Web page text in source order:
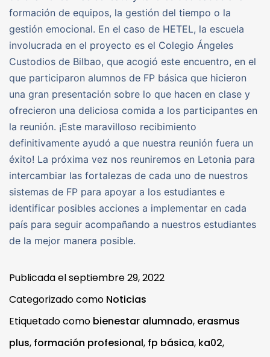
formación de equipos, la gestión del tiempo o la
gestión emocional. En el caso de HETEL, la escuela
involucrada en el proyecto es el Colegio Ángeles
Custodios de Bilbao, que acogió este encuentro, en el
que participaron alumnos de FP básica que hicieron
una gran presentación sobre lo que hacen en clase y
ofrecieron una deliciosa comida a los participantes en
la reunión. ¡Este maravilloso recibimiento
definitivamente ayudó a que nuestra reunión fuera un
éxito! La próxima vez nos reuniremos en Letonia para
intercambiar las fortalezas de cada uno de nuestros
sistemas de FP para apoyar a los estudiantes e
identificar posibles acciones a implementar en cada
país para seguir acompañando a nuestros estudiantes
de la mejor manera posible.
Publicada elseptiembre 29, 2022
Categorizado como Noticias
Etiquetado como bienestar alumnado, erasmus
plus, formación profesional, fp básica, ka02,